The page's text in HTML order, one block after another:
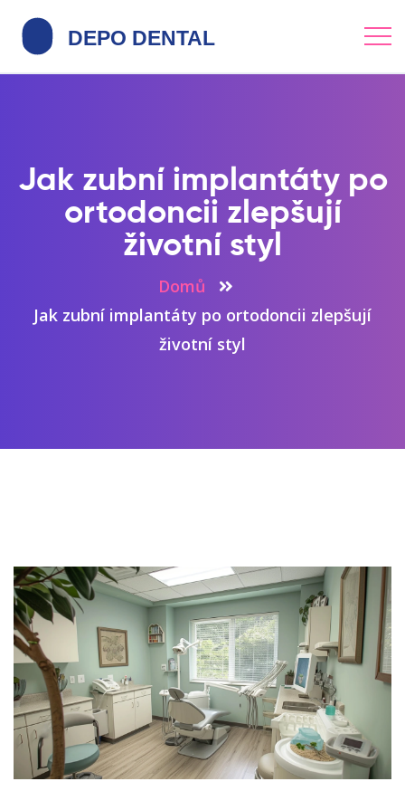
Jak zubní implantáty po
ortodoncii zlepšují
životní styl
Domů
Jak zubní implantáty po ortodoncii zlepšují
životní styl